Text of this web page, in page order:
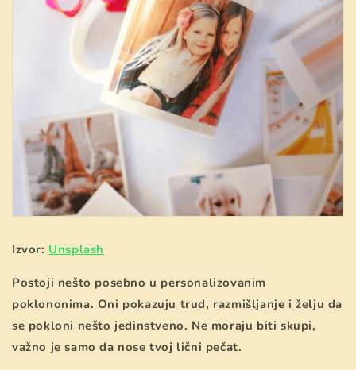
Izvor: Unsplash
Postoji nešto posebno u personalizovanim
poklononima. Oni pokazuju trud, razmišljanje i želju da
se pokloni nešto jedinstveno. Ne moraju biti skupi,
važno je samo da nose tvoj lični pečat.